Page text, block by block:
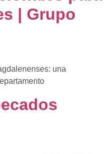
| Grupo
una